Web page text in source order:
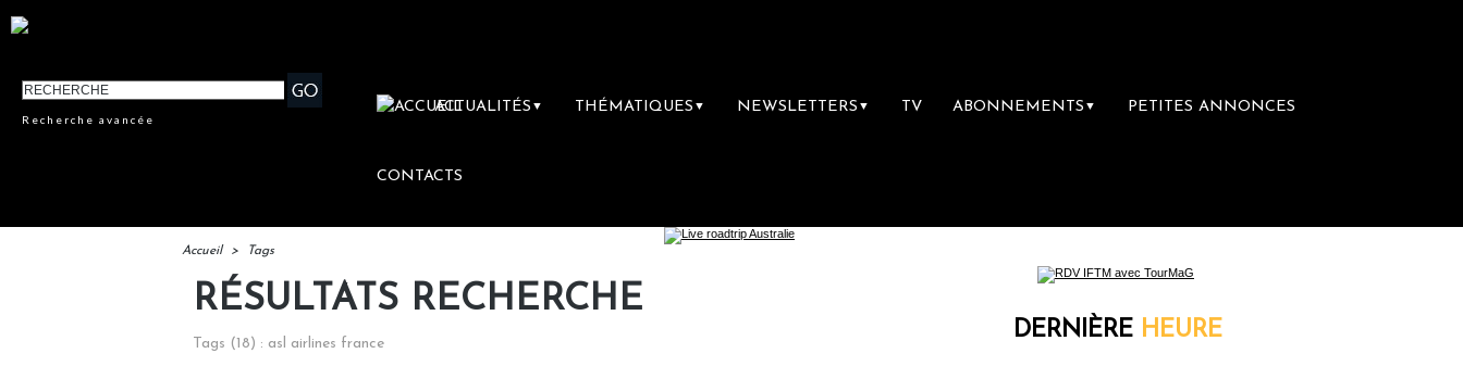
Recherche avancée
ACTUALITÉS ▼ THÉMATIQUES ▼ NEWSLETTERS ▼ TV ABONNEMENTS ▼ PETITES ANNONCES
CONTACTS
Accueil > Tags
RÉSULTATS RECHERCHE
Tags (18) : asl airlines france
DERNIÈRE HEURE